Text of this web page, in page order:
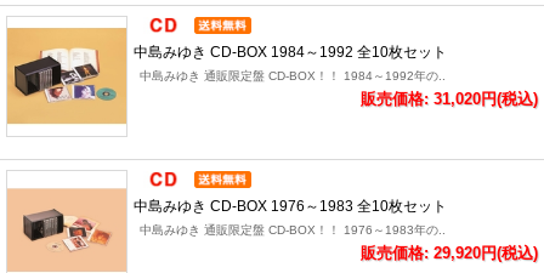
中島みゆき CD-BOX 1984～1992 全10枚セット
中島みゆき 通販限定盤 CD-BOX！！ 1984～1992年の..
販売価格: 31,020円(税込)
中島みゆき CD-BOX 1976～1983 全10枚セット
中島みゆき 通販限定盤 CD-BOX！！ 1976～1983年の..
販売価格: 29,920円(税込)